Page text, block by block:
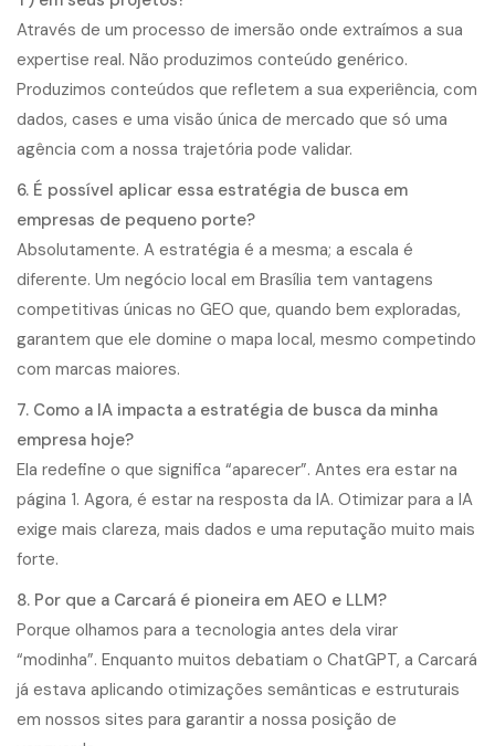
Através de um processo de imersão onde extraímos a sua
expertise real. Não produzimos conteúdo genérico.
Produzimos conteúdos que refletem a sua experiência, com
dados, cases e uma visão única de mercado que só uma
agência com a nossa trajetória pode validar.
6. É possível aplicar essa estratégia de busca em
empresas de pequeno porte?
Absolutamente. A estratégia é a mesma; a escala é
diferente. Um negócio local em Brasília tem vantagens
competitivas únicas no GEO que, quando bem exploradas,
garantem que ele domine o mapa local, mesmo competindo
com marcas maiores.
7. Como a IA impacta a estratégia de busca da minha
empresa hoje?
Ela redefine o que significa “aparecer”. Antes era estar na
página 1. Agora, é estar na resposta da IA. Otimizar para a IA
exige mais clareza, mais dados e uma reputação muito mais
forte.
8. Por que a Carcará é pioneira em AEO e LLM?
Porque olhamos para a tecnologia antes dela virar
“modinha”. Enquanto muitos debatiam o ChatGPT, a Carcará
já estava aplicando otimizações semânticas e estruturais
em nossos sites para garantir a nossa posição de